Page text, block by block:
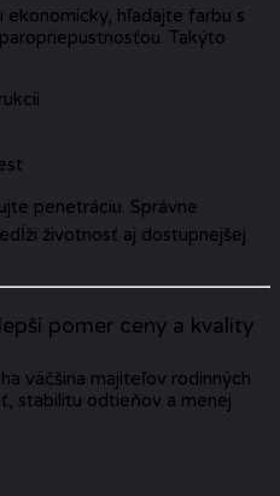
hľadajte farbu s
Takýto
penetráciu. Správne
životnosť aj dostupnejšej
pomer ceny a kvality
väčšina majiteľov rodinných
stabilitu odtieňov a menej